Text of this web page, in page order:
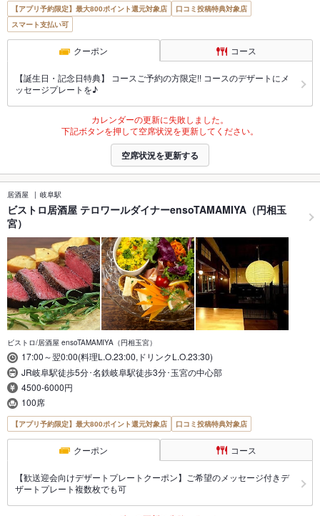
【アプリ予約限定】最大800ポイント還元対象店
口コミ投稿特典対象店
スマート支払い可
クーポン コース
【誕生日・記念日特典】 コースご予約の方限定!! コースのデザートにメ
ッセージプレートを♪
カレンダーの更新に失敗しました。
下記ボタンを押して空席状況を更新してください。
空席状況を更新する
居酒屋 岐阜駅
ビストロ居酒屋 テロワールダイナーensoTAMAMIYA（円相玉
宮）
ビストロ/居酒屋 ensoTAMAMIYA（円相玉宮）
17:00～翌0:00(料理L.O.23:00,ドリンクL.O.23:30)
JR岐阜駅徒歩5分･名鉄岐阜駅徒歩3分･玉宮の中心部
4500-6000円
100席
【アプリ予約限定】最大800ポイント還元対象店 口コミ投稿特典対象店
クーポン コース
【歓送迎会向けデザートプレートクーポン】ご希望のメッセージ付きデ
ザートプレート複数枚でも可